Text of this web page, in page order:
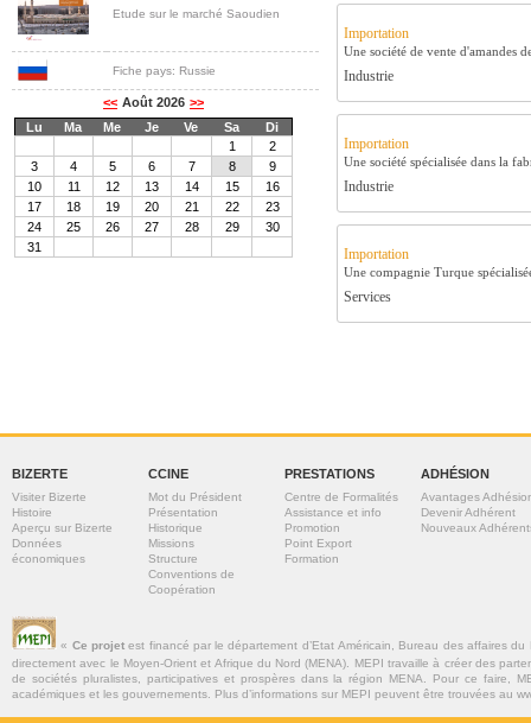
Etude sur le marché Saoudien
Fiche pays: Russie
Importation
Une société de vente d'amandes
Industrie
Importation
Une société spécialisée dans la
Industrie
Importation
Une compagnie Turque
Services
BIZERTE
Visiter Bizerte
Histoire
Aperçu sur Bizerte
Données
économiques
CCINE
Mot du Président
Présentation
Historique
Missions
Structure
Conventions de
Coopération
PRESTATIONS
Centre de Formalités
Assistance et info
Promotion
Point Export
Formation
ADHÉSION
Avantages
Devenir Adhérent
Nouveaux
« Ce projetest financé par le département d’Etat Américain, Bureau des affaires
directement avec le Moyen-Orient et Afrique du Nord (MENA). MEPI travaille à créer des
de sociétés pluralistes, participatives et prospères dans la région MENA. Pour ce faire,
académiques et les gouvernements. Plus d’informations sur MEPI peuvent être trouvées au